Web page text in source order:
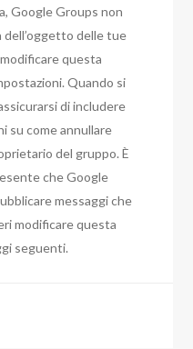
Google Groups non
dell’oggetto delle tue
questa
Quando si
di includere
su come annullare
del gruppo. È
che Google
messaggi che
modificare questa
seguenti.